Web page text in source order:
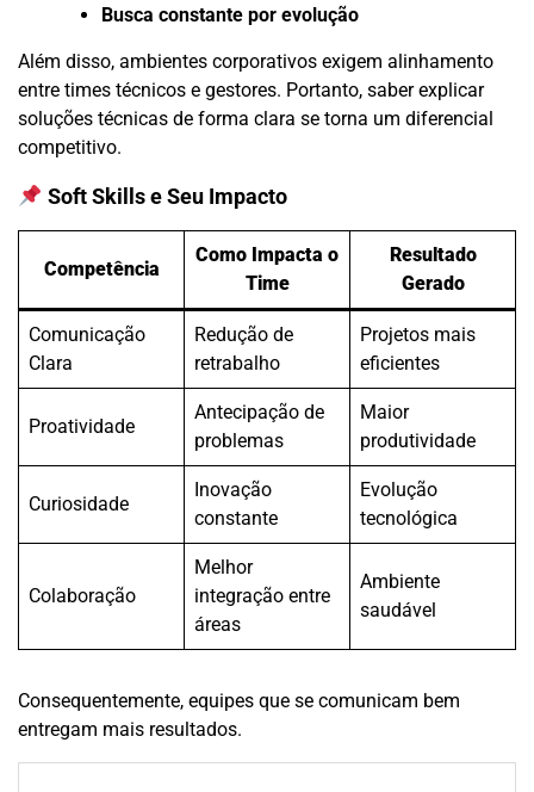
Busca constante por evolução
Além disso, ambientes corporativos exigem alinhamento
entre times técnicos e gestores. Portanto, saber explicar
soluções técnicas de forma clara se torna um diferencial
competitivo.
Soft Skills e Seu Impacto
Competência
Como Impacta o
Time
Resultado
Gerado
Comunicação
Clara
Redução de
retrabalho
Projetos mais
eficientes
Proatividade
Antecipação de
problemas
Maior
produtividade
Curiosidade
Inovação
constante
Evolução
tecnológica
Colaboração
Melhor
integração entre
áreas
Ambiente
saudável
Consequentemente, equipes que se comunicam bem
entregam mais resultados.